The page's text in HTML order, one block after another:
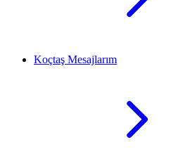
Koçtaş Mesajlarım